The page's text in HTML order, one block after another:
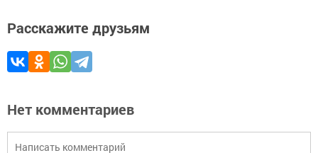
Расскажите друзьям
Нет комментариев